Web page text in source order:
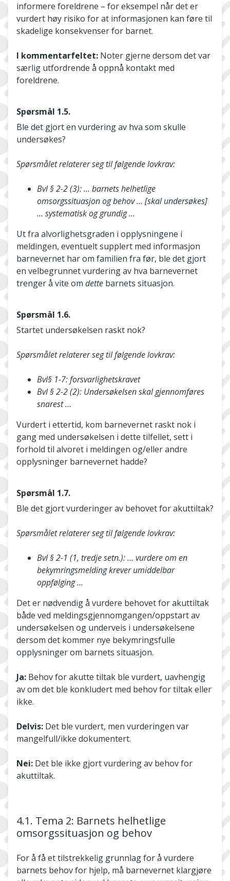
informere foreldrene – for eksempel når det er
vurdert høy risiko for at informasjonen kan føre til
skadelige konsekvenser for barnet.
I kommentarfeltet: Noter gjerne dersom det var
særlig utfordrende å oppnå kontakt med
foreldrene.
Spørsmål 1.5.
Ble det gjort en vurdering av hva som skulle
undersøkes?
Spørsmålet relaterer seg til følgende lovkrav:
Bvl § 2-2 (3): … barnets helhetlige
omsorgssituasjon og behov … [skal undersøkes]
… systematisk og grundig …
Ut fra alvorlighetsgraden i opplysningene i
meldingen, eventuelt supplert med informasjon
barnevernet har om familien fra før, ble det gjort
en velbegrunnet vurdering av hva barnevernet
trenger å vite om dette barnets situasjon.
Spørsmål 1.6.
Startet undersøkelsen raskt nok?
Spørsmålet relaterer seg til følgende lovkrav:
Bvl§ 1-7: forsvarlighetskravet
Bvl § 2-2 (2): Undersøkelsen skal gjennomføres
snarest …
Vurdert i ettertid, kom barnevernet raskt nok i
gang med undersøkelsen i dette tilfellet, sett i
forhold til alvoret i meldingen og/eller andre
opplysninger barnevernet hadde?
Spørsmål 1.7.
Ble det gjort vurderinger av behovet for akuttiltak?
Spørsmålet relaterer seg til følgende lovkrav:
Bvl § 2-1 (1, tredje setn.): … vurdere om en
bekymringsmelding krever umiddelbar
oppfølging …
Det er nødvendig å vurdere behovet for akuttiltak
både ved meldingsgjennomgangen/oppstart av
undersøkelsen og underveis i undersøkelsene
dersom det kommer nye bekymringsfulle
opplysninger om barnets situasjon.
Ja: Behov for akutte tiltak ble vurdert, uavhengig
av om det ble konkludert med behov for tiltak eller
ikke.
Delvis: Det ble vurdert, men vurderingen var
mangelfull/ikke dokumentert.
Nei: Det ble ikke gjort vurdering av behov for
akuttiltak.
4.1. Tema 2: Barnets helhetlige
omsorgssituasjon og behov
For å få et tilstrekkelig grunnlag for å vurdere
barnets behov for hjelp, må barnevernet klargjøre